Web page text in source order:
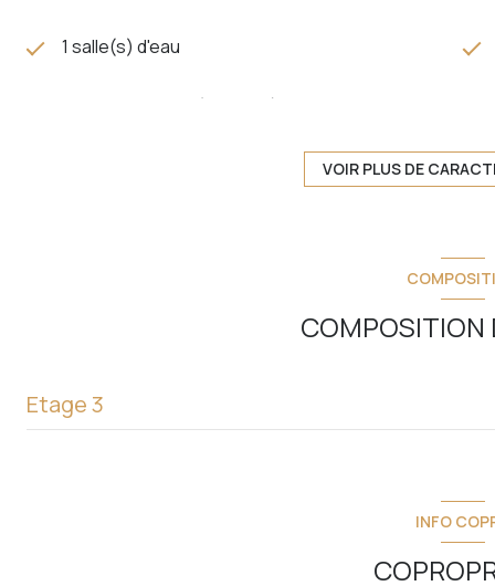
1 salle(s) d'eau
cuisine séparée (équipée)
Chauffage individuel : air pulsé (climatisation)
terrasse
VOIR PLUS DE
COMPOSITION
Etage 3
INFO